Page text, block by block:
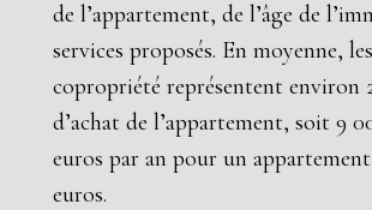
de l’appartement, de l’âge de
services proposés. En moyenne,
copropriété représentent environ
d’achat de l’appartement, soit 9
euros par an pour un
euros.